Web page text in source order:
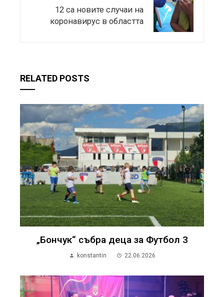
12 са новите случаи на
коронавирус в областта
RELATED POSTS
„Бончук“ събра деца за Футбол 3
konstantin 22.06.2026